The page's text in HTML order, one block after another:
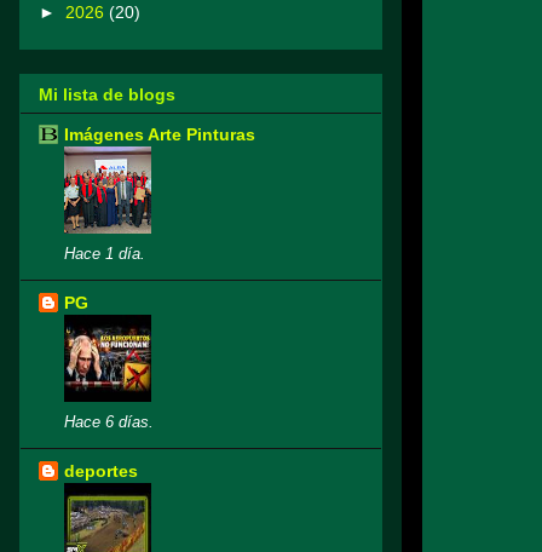
► 2026 (20)
Mi lista de blogs
Imágenes Arte Pinturas
Hace 1 día.
PG
Hace 6 días.
deportes